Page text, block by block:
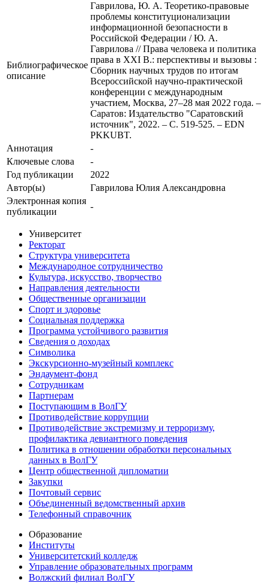
Библиографическое
описание
Гаврилова, Ю. А. Теоретико-правовые
проблемы конституционализации
информационной безопасности в
Российской Федерации / Ю. А.
Гаврилова // Права человека и политика
права в XXI В.: перспективы и вызовы :
Сборник научных трудов по итогам
Всероссийской научно-практической
конференции с международным
участием, Москва, 27–28 мая 2022 года. –
Саратов: Издательство "Саратовский
источник", 2022. – С. 519-525. – EDN
PKKUBT.
Аннотация
-
Ключевые cлова
-
Год публикации
2022
Автор(ы)
Гаврилова Юлия Александровна
Электронная копия
публикации
-
Университет
Ректорат
Структура университета
Международное сотрудничество
Культура, искусство, творчество
Направления деятельности
Общественные организации
Спорт и здоровье
Социальная поддержка
Программа устойчивого развития
Сведения о доходах
Символика
Экскурсионно-музейный комплекс
Эндаумент-фонд
Сотрудникам
Партнерам
Поступающим в ВолГУ
Противодействие коррупции
Противодействие экстремизму и терроризму,
профилактика девиантного поведения
Политика в отношении обработки персональных
данных в ВолГУ
Центр общественной дипломатии
Закупки
Почтовый сервис
Объединенный ведомственный архив
Телефонный справочник
Образование
Институты
Университетский колледж
Управление образовательных программ
Волжский филиал ВолГУ